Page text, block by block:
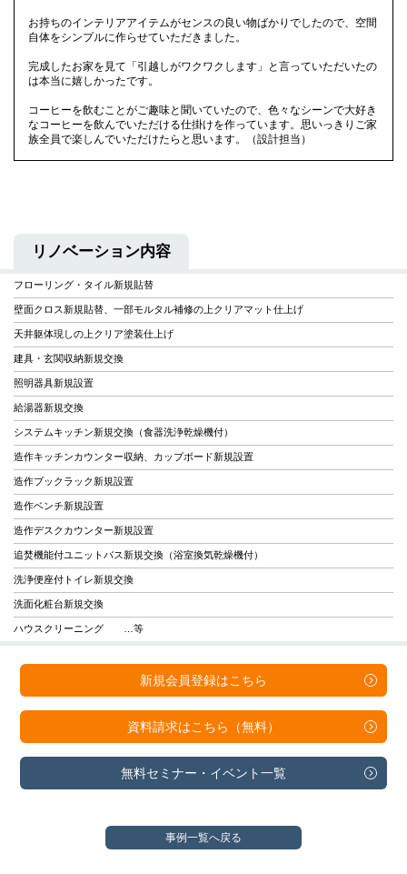
お持ちのインテリアアイテムがセンスの良い物ばかりでしたので、空間
自体をシンプルに作らせていただきました。
完成したお家を見て「引越しがワクワクします」と言っていただいたの
は本当に嬉しかったです。
コーヒーを飲むことがご趣味と聞いていたので、色々なシーンで大好き
なコーヒーを飲んでいただける仕掛けを作っています。思いっきりご家
族全員で楽しんでいただけたらと思います。（設計担当）
リノベーション内容
フローリング・タイル新規貼替
壁面クロス新規貼替、一部モルタル補修の上クリアマット仕上げ
天井躯体現しの上クリア塗装仕上げ
建具・玄関収納新規交換
照明器具新規設置
給湯器新規交換
システムキッチン新規交換（食器洗浄乾燥機付）
造作キッチンカウンター収納、カップボード新規設置
造作ブックラック新規設置
造作ベンチ新規設置
造作デスクカウンター新規設置
追焚機能付ユニットバス新規交換（浴室換気乾燥機付）
洗浄便座付トイレ新規交換
洗面化粧台新規交換
ハウスクリーニング …等
新規会員登録はこちら
資料請求はこちら（無料）
無料セミナー・ イベント一覧
事例一覧へ戻る